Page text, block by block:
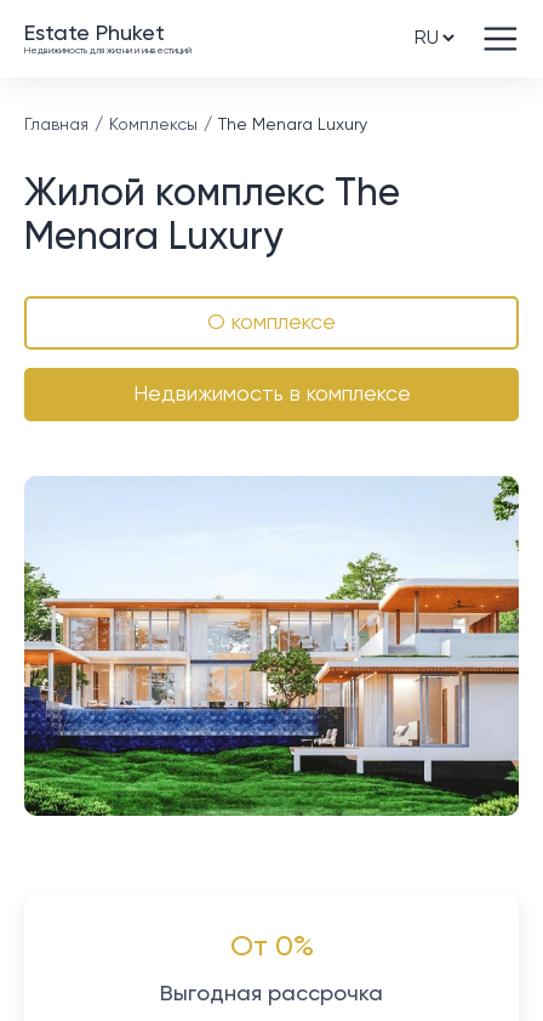
Estate Phuket
Недвижимость для жизни и инвестиций
Главная Комплексы The Menara Luxury
Жилой комплекс The
Menara Luxury
О комплексе
Недвижимость в комплексе
От 0%
Выгодная рассрочка